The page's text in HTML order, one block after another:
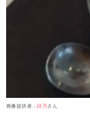
画像提供者：詩乃さん